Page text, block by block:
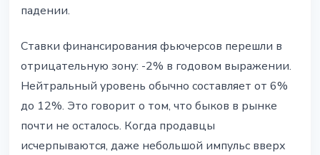
падении.
Ставки финансирования фьючерсов перешли в
отрицательную зону: -2% в годовом выражении.
Нейтральный уровень обычно составляет от 6%
до 12%. Это говорит о том, что быков в рынке
почти не осталось. Когда продавцы
исчерпываются, даже небольшой импульс вверх